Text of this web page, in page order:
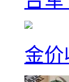
金价